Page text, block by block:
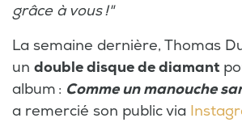
grâce à vous !"
La semaine dernière, Thomas
un double disque de diamant
album : Comme un manouche
a remercié son public via